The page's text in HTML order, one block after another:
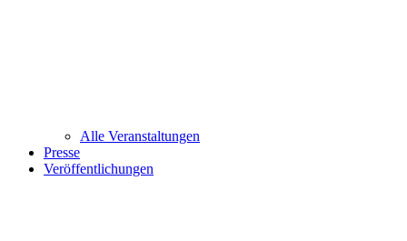
Alle Veranstaltungen
Presse
Veröffentlichungen